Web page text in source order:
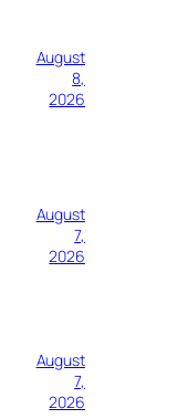
August
8,
2026
August
7,
2026
August
7,
2026